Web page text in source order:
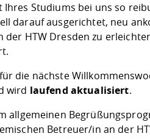
Studiums bei uns so
darauf ausgerichtet, neu
der HTW Dresden zu
für die nächste
wird laufend aktualisiert.
allgemeinen
Betreuer/in an der